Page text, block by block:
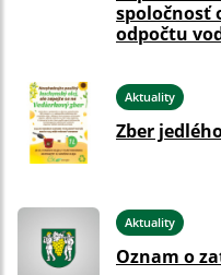
spoločnosť
odpočtu
Aktuality
Zber
Aktuality
Oznam o